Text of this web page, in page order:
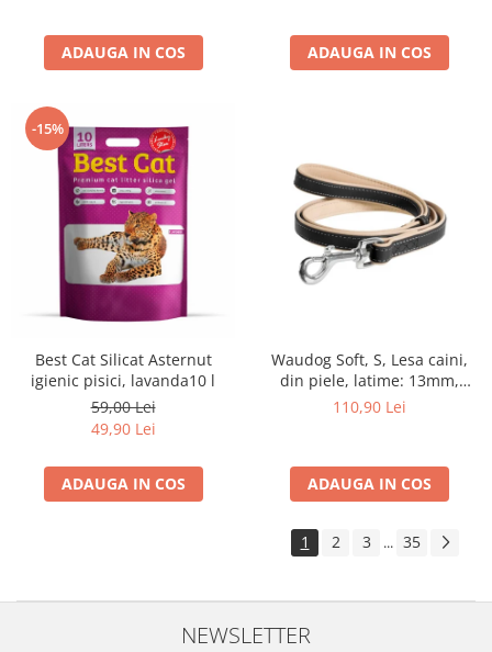
ADAUGA IN COS ADAUGA IN COS
-15%
Best Cat Silicat Asternut
igienic pisici, lavanda10 l
59,00 Lei
49,90 Lei
ADAUGA IN COS
Waudog Soft, S, Lesa caini,
din piele, latime: 13mm,
lungime: 122cm,negru
110,90 Lei
ADAUGA IN COS
1 2 3 ... 35
NEWSLETTER